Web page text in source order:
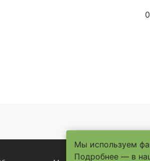
Мы используем
Подробнее — в